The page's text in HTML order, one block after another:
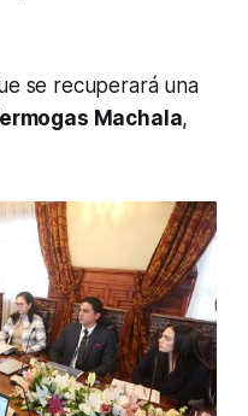
se recuperará una
Machala,